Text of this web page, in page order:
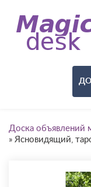
Доска объявлений
» Ясновидящий,